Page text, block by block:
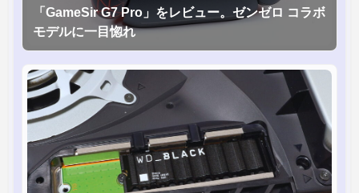
「GameSir G7 Pro」をレビュー。ゼンゼロ コラボ
モデルに一目惚れ